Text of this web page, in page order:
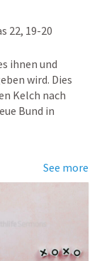
22, 19-20
ihnen und
wird. Dies
Kelch nach
Bund in
See more